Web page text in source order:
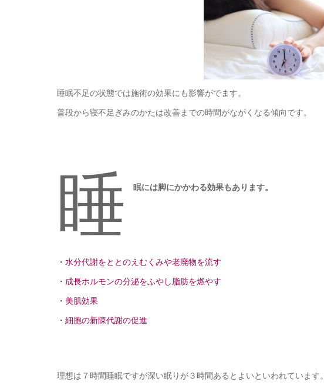
睡眠不足の状態では施術の効果にも影響がでます。
普段から寝不足ぎみのかたは改善までの時間がながくなる傾向です。
睡 眠には脚にかかわる効果もあります。
・水分代謝をととのえむくみや老廃物を流す
・成長ホルモンの分泌をふやし脂肪を燃やす
・美肌効果
・細胞の新陳代謝の促進
理想は７時間睡眠ですが深い眠りが３時間あるとよいといわれています。